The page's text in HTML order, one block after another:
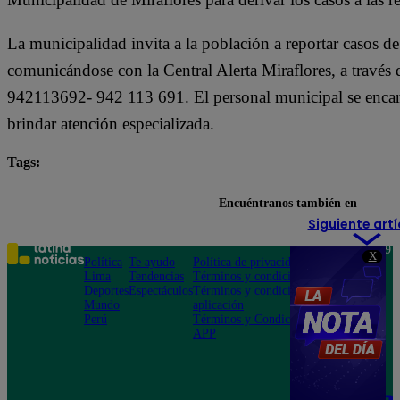
X
La municipalidad invita a la población a reportar casos
comunicándose con la Central Alerta Miraflores, a
942113692- 942 113 691. El personal municipal se
brindar atención especializada.
Tags:
Siguiente
Encuéntranos también en
Política
Lima
Deportes
Mundo
Perú
Te ayudo
Tendencias
Espectáculos
Política de privacidad
Términos y condiciones
Términos y condiciones
aplicación
Términos y Condiciones
APP
Teléfono: 219
Av. San
Felipe 968
Jesús María